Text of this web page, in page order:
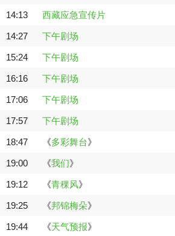
14:13 西藏应急宣传片
14:27 下午剧场
15:24 下午剧场
16:16 下午剧场
17:06 下午剧场
17:57 下午剧场
18:47 《多彩舞台》
19:00 《我们》
19:12 《青稞风》
19:25 《邦锦梅朵》
19:44 《天气预报》